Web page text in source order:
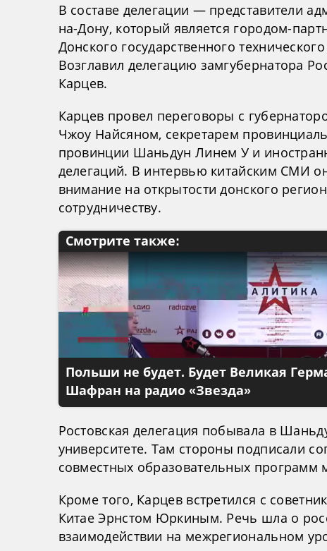
В составе делегации — представители
на-Дону, который является городом-
Донского государственного
Возглавил делегацию замгубернатора
Карцев.
Карцев провел переговоры с
Чжоу Найсяном, секретарем
провинции Шаньдун Линем У и
делегаций. В интервью китайским СМИ
внимание на открытости донского
сотрудничеству.
Смотрите также:
Польши не будет. Будет Великая
Шафран на радио «Звезда»
Ростовская делегация побывала в
университете. Там стороны подписали
совместных образовательных
Кроме того, Карцев встретился с
Китае Эрнстом Юркиным. Речь шла о
взаимодействии на межрегиональном